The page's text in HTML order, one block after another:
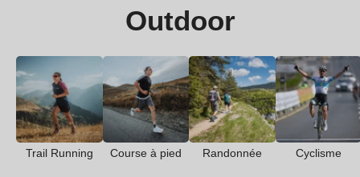
C
o
l
l
e
c
Outdoor
Trail Running Course à pied Randonnée Cyclisme